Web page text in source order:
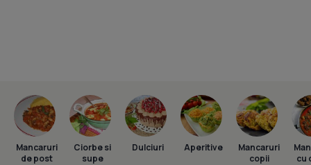
Mancaruri
de post
Ciorbe si
supe
Dulciuri Aperitive
Mancaruri
copii
cu